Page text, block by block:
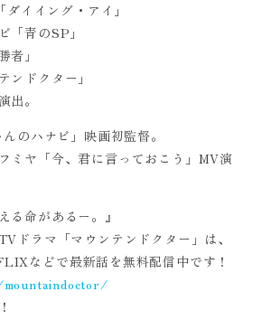
イイング・アイ」
「青のSP」
者」
ンドクター」
出。
のハナビ」映画初監督。
ミヤ「今、君に言っておこう」MV演
る命があるー。』
ドラマ「マウンテンドクター」は、
などで最新話を無料配信中です！